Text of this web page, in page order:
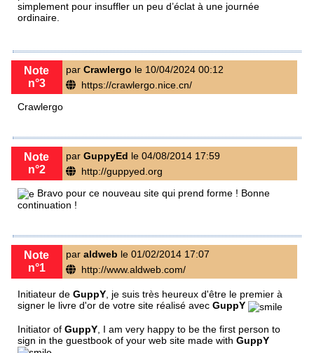
simplement pour insuffler un peu d’éclat à une journée
ordinaire.
Note
n°3
par Crawlergo le 10/04/2024 00:12
https://crawlergo.nice.cn/
Crawlergo
Note
n°2
par GuppyEd le 04/08/2014 17:59
http://guppyed.org
Bravo pour ce nouveau site qui prend forme ! Bonne
continuation !
Note
n°1
par aldweb le 01/02/2014 17:07
http://www.aldweb.com/
Initiateur de GuppY, je suis très heureux d'être le premier à
signer le livre d'or de votre site réalisé avec GuppY
Initiator of GuppY, I am very happy to be the first person to
sign in the guestbook of your web site made with GuppY